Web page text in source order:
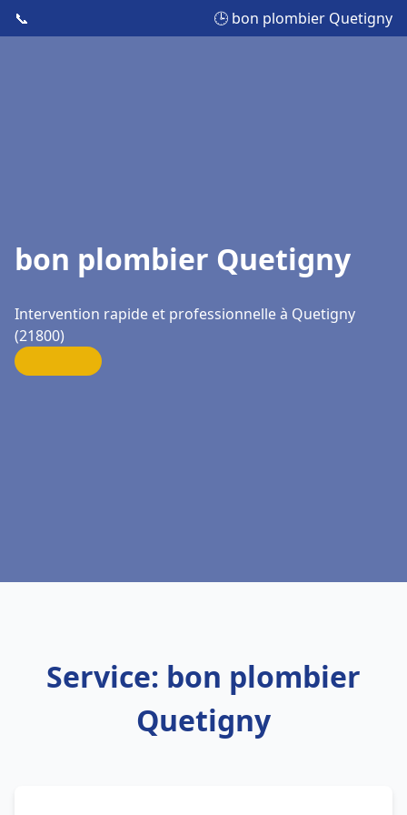
📞 🕒 bon plombier Quetigny
bon plombier Quetigny
Intervention rapide et professionnelle à Quetigny
(21800)
Service: bon plombier
Quetigny